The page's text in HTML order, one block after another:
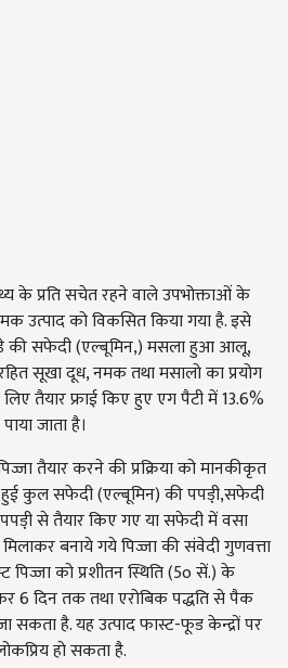
के प्रति सचेत रहने वाले उपभोक्ताओं के
उत्पाद को विकसित किया गया है. इसे
की सफेदी (एल्बूमिन,) मसला हुआ आलू,
सूखा दूध, नमक तथा मसालो का प्रयोग
तैयार फ्राई किए हुए एग पैटी में 13.6%
जाता है।
तैयार करने की प्रक्रिया को मानकीकृत
हुई कुल सफेदी (एल्बूमिन) की पपड़ी़,सफेदी
से तैयार किए गए या सफेदी में वसा
बनाये गये पिज्जा की संवेदी गुणवत्ता
पिज्जा को प्रशीतन स्थिति (5o सें.) के
6 दिन तक तथा एरोबिक पद्धति से पैक
सकता है. यह उत्पाद फास्ट-फूड केन्द्रों पर
हो सकता है.